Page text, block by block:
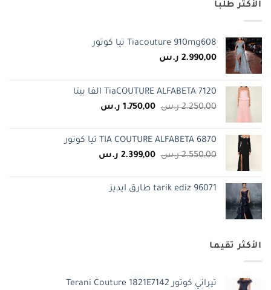
الأكثر طلبا
Tiacouture 910mg608 تيا كوتور
2.990,00 ر.س
TiaCOUTURE ALFABETA 7120 الفا بيتا
2.250,00 ر.س السعر
2.250,00 ر.س.
1.750,00 ر.سالسعر
1.750,00 ر.س.TIA COUTURE ALFABETA 6870 تيا كوتور
2.550,00 ر.س السعر
2.550,00 ر.س.
2.399,00 ر.سالسعر
tarik ediz 96071 طارق ايديز
الأكثر تقيما
تيراني كوتور Terani Couture 1821E7142